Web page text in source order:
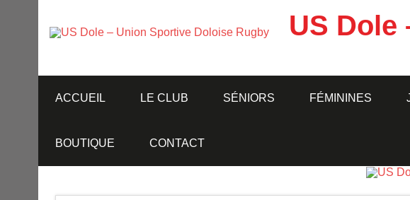
US Dole
ACCUEIL LE CLUB SÉNIORS FÉMININES
BOUTIQUE CONTACT